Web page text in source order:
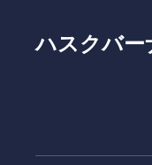
ハスクバー